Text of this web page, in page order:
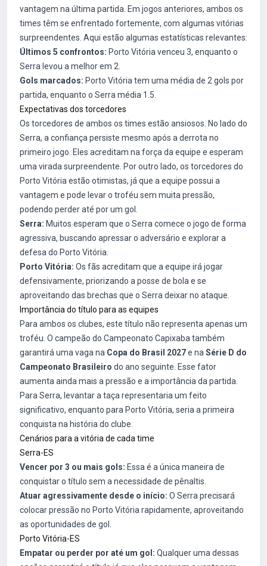
vantagem na última partida. Em jogos anteriores, ambos os
times têm se enfrentado fortemente, com algumas vitórias
surpreendentes. Aqui estão algumas estatísticas relevantes:
Últimos 5 confrontos: Porto Vitória venceu 3, enquanto o
Serra levou a melhor em 2.
Gols marcados: Porto Vitória tem uma média de 2 gols por
partida, enquanto o Serra média 1.5.
Expectativas dos torcedores
Os torcedores de ambos os times estão ansiosos. No lado do
Serra, a confiança persiste mesmo após a derrota no
primeiro jogo. Eles acreditam na força da equipe e esperam
uma virada surpreendente. Por outro lado, os torcedores do
Porto Vitória estão otimistas, já que a equipe possui a
vantagem e pode levar o troféu sem muita pressão,
podendo perder até por um gol.
Serra: Muitos esperam que o Serra comece o jogo de forma
agressiva, buscando apressar o adversário e explorar a
defesa do Porto Vitória.
Porto Vitória: Os fãs acreditam que a equipe irá jogar
defensivamente, priorizando a posse de bola e se
aproveitando das brechas que o Serra deixar no ataque.
Importância do título para as equipes
Para ambos os clubes, este título não representa apenas um
troféu. O campeão do Campeonato Capixaba também
garantirá uma vaga na Copa do Brasil 2027e na Série D do
Campeonato Brasileiro do ano seguinte. Esse fator
aumenta ainda mais a pressão e a importância da partida.
Para Serra, levantar a taça representaria um feito
significativo, enquanto para Porto Vitória, seria a primeira
conquista na história do clube.
Cenários para a vitória de cada time
Serra-ES
Vencer por 3 ou mais gols: Essa é a única maneira de
conquistar o título sem a necessidade de pênaltis.
Atuar agressivamente desde o início: O Serra precisará
colocar pressão no Porto Vitória rapidamente, aproveitando
as oportunidades de gol.
Porto Vitória-ES
Empatar ou perder por até um gol: Qualquer uma dessas